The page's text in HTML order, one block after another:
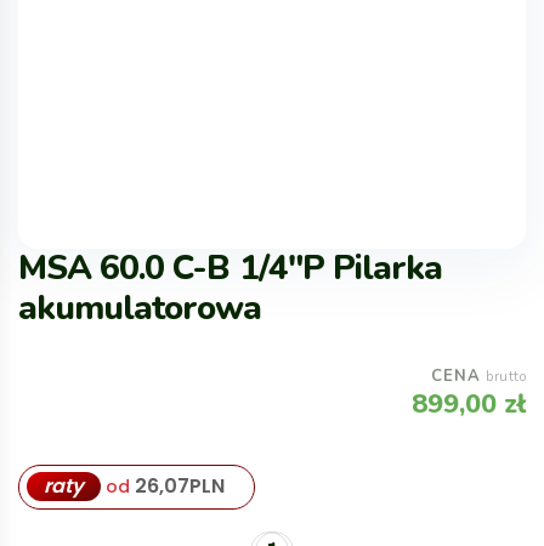
MSA 60.0 C-B 1/4″P Pilarka
akumulatorowa
CENA brutto
899,00 zł
raty od 26,07PLN